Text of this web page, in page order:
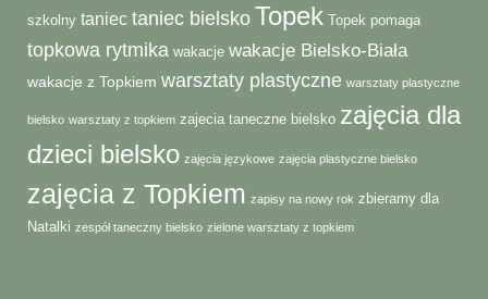
szkolny taniec taniec bielsko Topek Topek pomaga
topkowa rytmika wakacje wakacje Bielsko-Biała
wakacje z Topkiem warsztaty plastyczne warsztaty plastyczne
bielsko warsztaty z topkiem zajecia taneczne bielsko zajęcia dla
dzieci bielsko zajęcia językowe zajęcia plastyczne bielsko
zajęcia z Topkiem zapisy na nowy rok zbieramy dla
Natalki zespół taneczny bielsko zielone warsztaty z topkiem